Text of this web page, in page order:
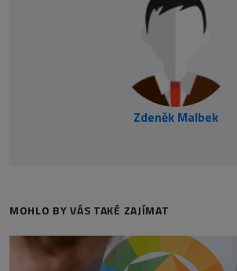
Zdeněk Malbek
MOHLO BY VÁS TAKÉ ZAJÍMAT